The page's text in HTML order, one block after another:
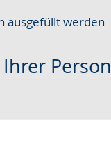
ausgefüllt werden
Person